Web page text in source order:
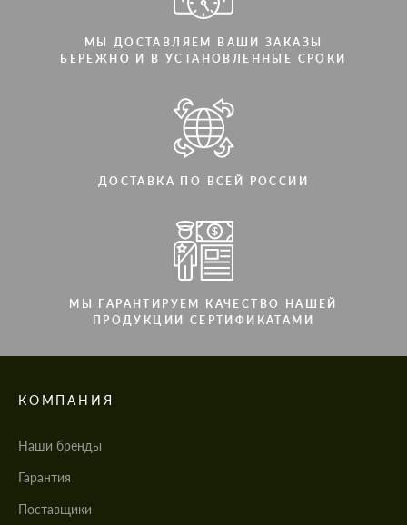
МЫ ДОСТАВЛЯЕМ ВАШИ ЗАКАЗЫ
БЕРЕЖНО И В УСТАНОВЛЕННЫЕ СРОКИ
ДОСТАВКА ПО ВСЕЙ РОССИИ
МЫ ГАРАНТИРУЕМ КАЧЕСТВО НАШЕЙ
ПРОДУКЦИИ СЕРТИФИКАТАМИ
КОМПАНИЯ
Наши бренды
Гарантия
Поставщики